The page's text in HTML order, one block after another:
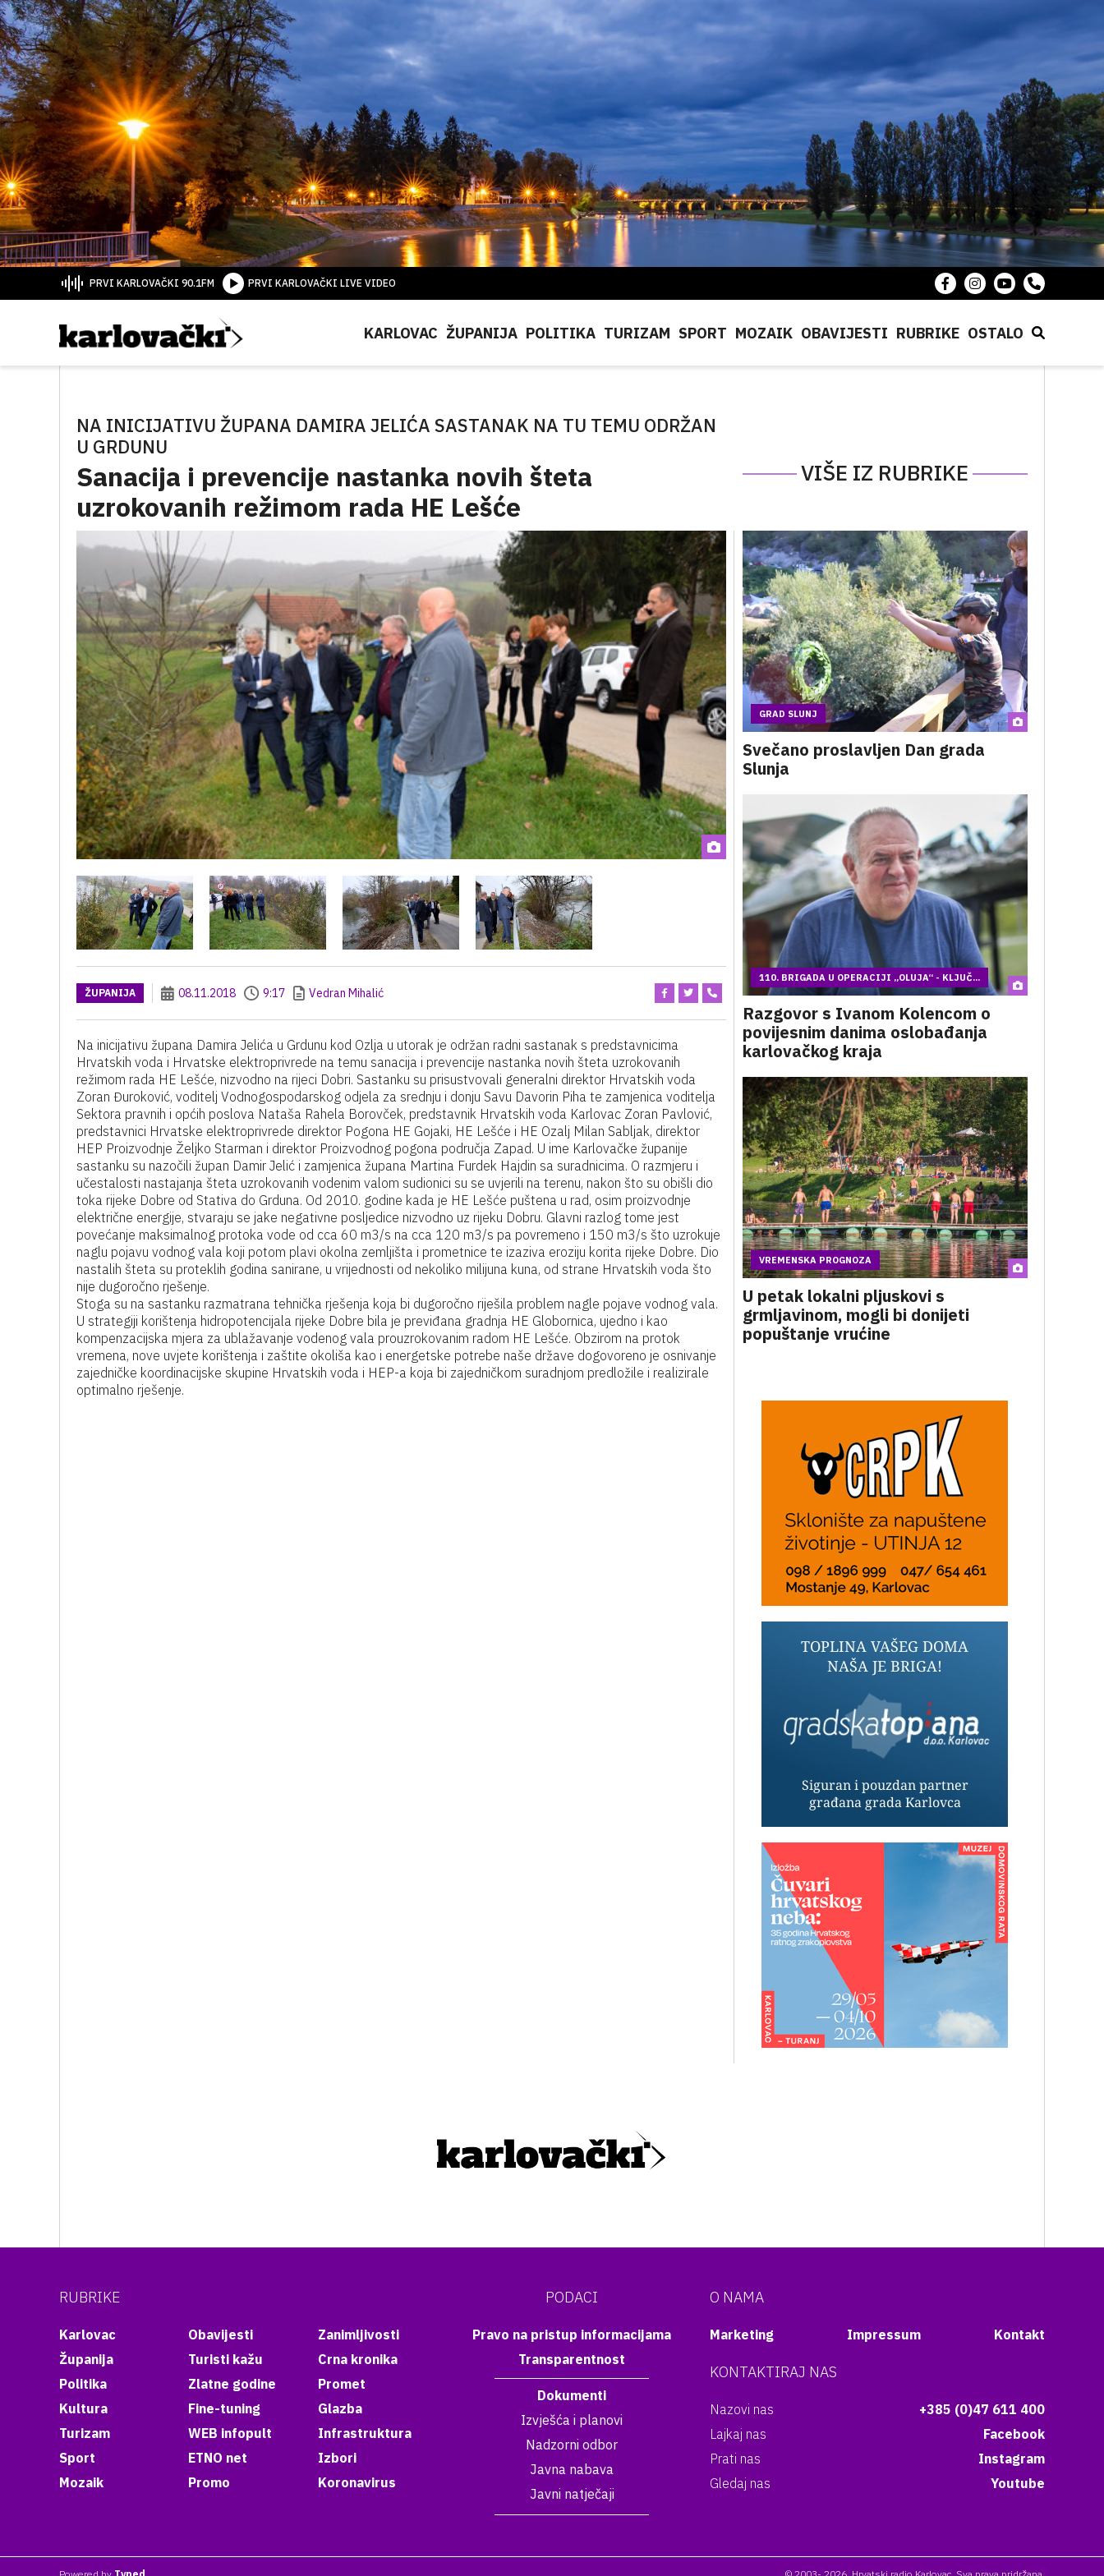
PRVI KARLOVAČKI 90.1FM PRVI KARLOVAČKI LIVE VIDEO
KARLOVAC ŽUPANIJA POLITIKA TURIZAM SPORT MOZAIK OBAVIJESTI RUBRIKE OSTALO
NA INICIJATIVU ŽUPANA DAMIRA JELIĆA SASTANAK NA TU TEMU ODRŽAN
U GRDUNU
Sanacija i prevencije nastanka novih šteta
uzrokovanih režimom rada HE Lešće
VIŠE IZ RUBRIKE
ŽUPANIJA 08.11.2018 9:17 Vedran Mihalić
Na inicijativu župana Damira Jelića u Grdunu kod Ozlja u utorak je održan radni sastanak s predstavnicima
Hrvatskih voda i Hrvatske elektroprivrede na temu sanacija i prevencije nastanka novih šteta uzrokovanih
režimom rada HE Lešće, nizvodno na rijeci Dobri. Sastanku su prisustvovali generalni direktor Hrvatskih voda
Zoran Đuroković, voditelj Vodnogospodarskog odjela za srednju i donju Savu Davorin Piha te zamjenica voditelja
Sektora pravnih i općih poslova Nataša Rahela Borovček, predstavnik Hrvatskih voda Karlovac Zoran Pavlović,
predstavnici Hrvatske elektroprivrede direktor Pogona HE Gojaki, HE Lešće i HE Ozalj Milan Sabljak, direktor
HEP Proizvodnje Željko Starman i direktor Proizvodnog pogona područja Zapad. U ime Karlovačke županije
sastanku su nazočili župan Damir Jelić i zamjenica župana Martina Furdek Hajdin sa suradnicima. O razmjeru i
učestalosti nastajanja šteta uzrokovanih vodenim valom sudionici su se uvjerili na terenu, nakon što su obišli dio
toka rijeke Dobre od Stativa do Grduna. Od 2010. godine kada je HE Lešće puštena u rad, osim proizvodnje
električne energije, stvaraju se jake negativne posljedice nizvodno uz rijeku Dobru. Glavni razlog tome jest
povećanje maksimalnog protoka vode od cca 60 m3/s na cca 120 m3/s pa povremeno i 150 m3/s što uzrokuje
naglu pojavu vodnog vala koji potom plavi okolna zemljišta i prometnice te izaziva eroziju korita rijeke Dobre. Dio
nastalih šteta su proteklih godina sanirane, u vrijednosti od nekoliko milijuna kuna, od strane Hrvatskih voda što
nije dugoročno rješenje.
Stoga su na sastanku razmatrana tehnička rješenja koja bi dugoročno riješila problem nagle pojave vodnog vala.
U strategiji korištenja hidropotencijala rijeke Dobre bila je previđana gradnja HE Globornica, ujedno i kao
kompenzacijska mjera za ublažavanje vodenog vala prouzrokovanim radom HE Lešće. Obzirom na protok
vremena, nove uvjete korištenja i zaštite okoliša kao i energetske potrebe naše države dogovoreno je osnivanje
zajedničke koordinacijske skupine Hrvatskih voda i HEP-a koja bi zajedničkom suradnjom predložile i realizirale
optimalno rješenje.
GRAD SLUNJ
Svečano proslavljen Dan grada
Slunja
110. BRIGADA U OPERACIJI „OLUJA“ - KLJUČ...
Razgovor s Ivanom Kolencom o
povijesnim danima oslobađanja
karlovačkog kraja
VREMENSKA PROGNOZA
U petak lokalni pljuskovi s
grmljavinom, mogli bi donijeti
popuštanje vrućine
RUBRIKE
Karlovac
Županija
Politika
Kultura
Turizam
Sport
Mozaik
Obavijesti
Turisti kažu
Zlatne godine
Fine-tuning
WEB infopult
ETNO net
Promo
Zanimljivosti
Crna kronika
Promet
Glazba
Infrastruktura
Izbori
Koronavirus
PODACI
Pravo na pristup informacijama
Transparentnost
Dokumenti
Izvješća i planovi
Nadzorni odbor
Javna nabava
Javni natječaji
O NAMA
Marketing Impressum Kontakt
KONTAKTIRAJ NAS
Nazovi nas
+385 (0)47 611 400
Lajkaj nas
Facebook
Prati nas
Instagram
Gledaj nas
Youtube
Powered by Typed © 2003- 2026. Hrvatski radio Karlovac. Sva prava pridržana.